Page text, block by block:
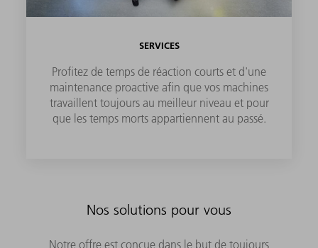
SERVICES
Profitez de temps de réaction courts et d'une
maintenance proactive afin que vos machines
travaillent toujours au meilleur niveau et pour
que les temps morts appartiennent au passé.
Nos solutions pour vous
Notre offre est conçue dans le but de toujours